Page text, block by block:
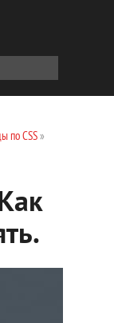
по CSS»